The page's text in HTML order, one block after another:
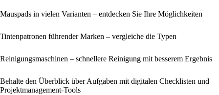
Mauspads in vielen Varianten – entdecken Sie Ihre Möglichkeiten
Tintenpatronen führender Marken – vergleiche die Typen
Reinigungsmaschinen – schnellere Reinigung mit besserem Ergebnis
Behalte den Überblick über Aufgaben mit digitalen Checklisten und
Projektmanagement-Tools